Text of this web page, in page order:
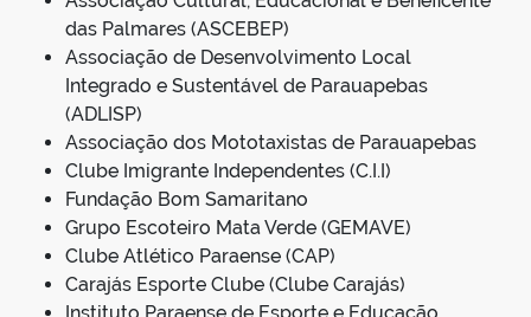
das Palmares (ASCEBEP)
Associação de Desenvolvimento Local
Integrado e Sustentável de Parauapebas
(ADLISP)
Associação dos Mototaxistas de Parauapebas
Clube Imigrante Independentes (C.I.I)
Fundação Bom Samaritano
Grupo Escoteiro Mata Verde (GEMAVE)
Clube Atlético Paraense (CAP)
Carajás Esporte Clube (Clube Carajás)